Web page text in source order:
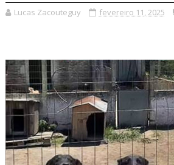
Lucas Zacouteguy fevereiro 11, 2025